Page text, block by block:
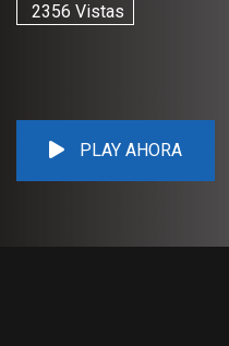
2356 Vistas
PLAY AHORA